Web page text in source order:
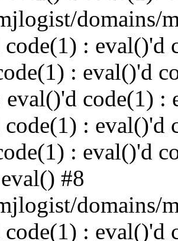
domains/
: eval()'d
: eval()'d
eval()'d code(1) :
: eval()'d
: eval()'d
#8
domains/
: eval()'d